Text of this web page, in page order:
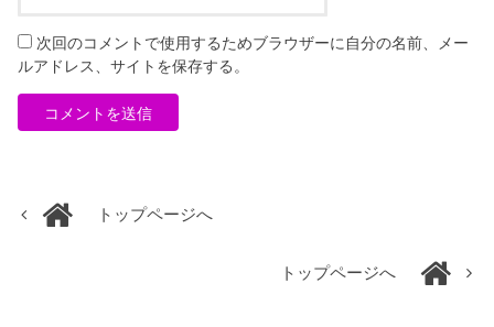
次回のコメントで使用するためブラウザーに自分の名前、メー
ルアドレス、サイトを保存する。
トップページへ
トップページへ